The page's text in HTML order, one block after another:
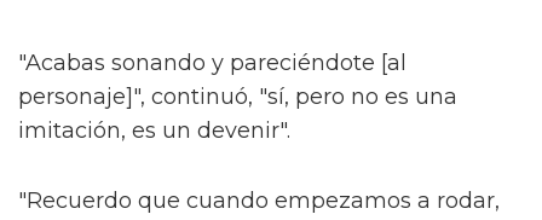
"Acabas sonando y pareciéndote [al
personaje]", continuó, "sí, pero no es una
imitación, es un devenir".
"Recuerdo que cuando empezamos a rodar,